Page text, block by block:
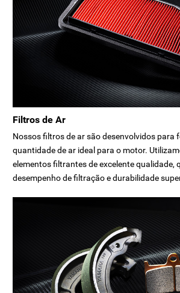
Filtros de Ar
Nossos filtros de ar são desenvolvidos para
quantidade de ar ideal para o motor.
elementos filtrantes de excelente qualidade,
desempenho de filtração e durabilidade